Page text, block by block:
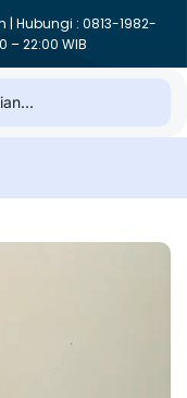
Hubungi : 0813-1982-
– 22:00 WIB